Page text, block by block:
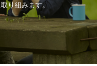
り組みます。